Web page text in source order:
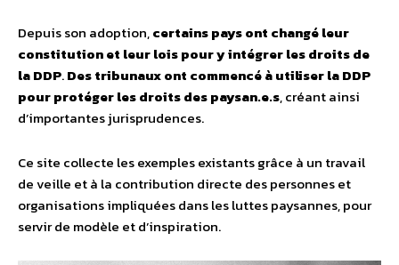
Depuis son adoption,certains pays ont changé leur
constitution et leur lois pour y intégrer les droits de
la DDP.Des tribunaux ont commencé à utiliser la DDP
pour protéger les droits des paysan.e.s, créant ainsi
d’importantes jurisprudences.
Ce site collecte les exemples existants grâce à un travail
de veille et à la contribution directe des personnes et
organisations impliquées dans les luttes paysannes, pour
servir de modèle et d’inspiration.